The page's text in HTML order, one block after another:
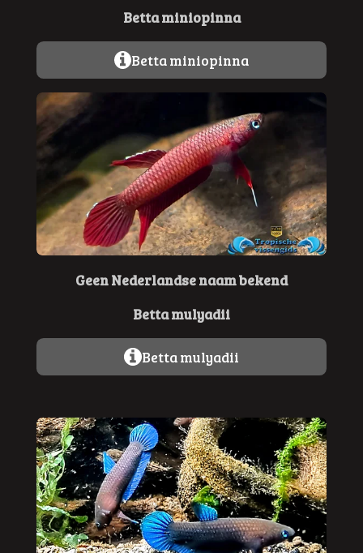
Betta miniopinna
Betta miniopinna
Geen Nederlandse naam bekend
Betta mulyadii
Betta mulyadii